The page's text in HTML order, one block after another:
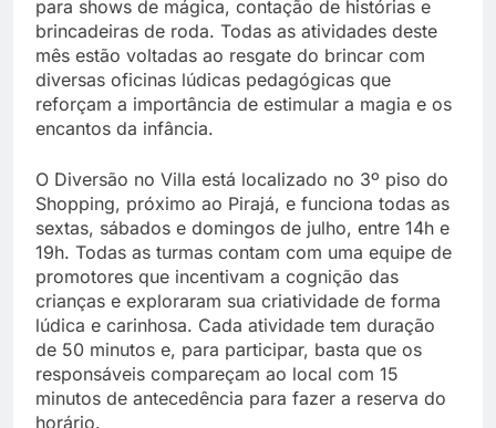
para shows de mágica, contação de histórias e
brincadeiras de roda. Todas as atividades deste
mês estão voltadas ao resgate do brincar com
diversas oficinas lúdicas pedagógicas que
reforçam a importância de estimular a magia e os
encantos da infância.
O Diversão no Villa está localizado no 3º piso do
Shopping, próximo ao Pirajá, e funciona todas as
sextas, sábados e domingos de julho, entre 14h e
19h. Todas as turmas contam com uma equipe de
promotores que incentivam a cognição das
crianças e exploraram sua criatividade de forma
lúdica e carinhosa. Cada atividade tem duração
de 50 minutos e, para participar, basta que os
responsáveis compareçam ao local com 15
minutos de antecedência para fazer a reserva do
horário.